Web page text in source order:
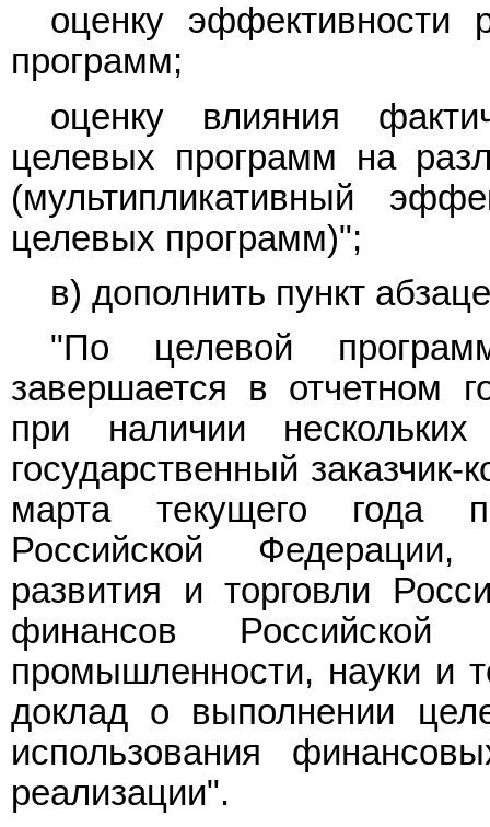
оценку эффективности
программ;
оценку влияния
целевых программ на
(мультипликативный
целевых программ)";
в) дополнить пункт
"По целевой
завершается в отчетном
при наличии нескольких
государственный заказчик-
марта текущего года
Российской Федерации,
развития и торговли
финансов
промышленности, науки и
доклад о выполнении
использования
реализации".